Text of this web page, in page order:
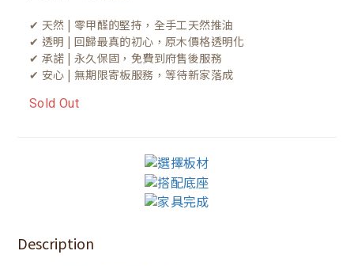
✔ 天然 | 零甲醛的堅持，全手工天然推油
✔ 透明 | 回歸最真的初心，原木價格透明化
✔ 承諾 | 永久保固，免費到府售後服務
✔ 安心 | 無期限寄板服務，等待新家落成
Sold Out
Description